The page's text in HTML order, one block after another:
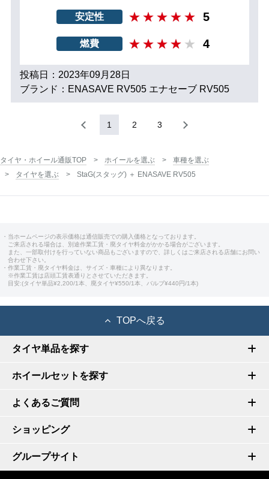
安定性 5
燃費 4
投稿日：2023年09月28日
ブランド：ENASAVE RV505 エナセーブ RV505
1 2 3
タイヤ・ホイール通販TOP ホイールを選ぶ
車種を選ぶ
タイヤを選ぶ
StaG(スタッグ) ＋ ENASAVE RV505
・当ホームページの表示価格は通信販売での購入価格となっております。
ご来店される場合は、別途作業工賃・廃タイヤ料金がかかる場合がございます。
また、一部取付けを行っていない商品もございますので、詳しくはご来店される店舗にお問い
合わせ下さい。
・作業工賃・廃タイヤ料金は、サイズ・車種により異なります。
※作業工賃は店頭工賃表通りとさせていただきます。
目安:(タイヤ単品¥2,200/1本、廃タイヤ¥550/1本、バルブ¥440円/1本)
TOPへ戻る
タイヤ単品を探す
ホイールセットを探す
よくあるご質問
ショッピング
グループサイト